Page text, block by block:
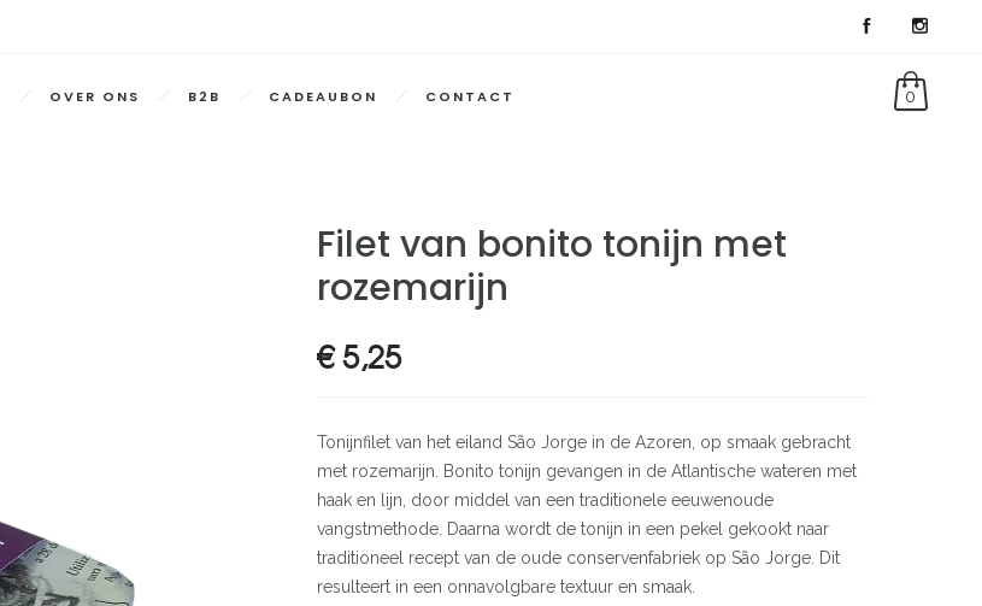
0
OVER ONS B2B CADEAUBON
CONTACT
Filet van bonito tonijn met
rozemarijn
€5,25
Tonijnfilet van het eiland São Jorge in de Azoren, op smaak gebracht
met rozemarijn. Bonito tonijn gevangen in de Atlantische wateren met
haak en lijn, door middel van een traditionele eeuwenoude
vangstmethode. Daarna wordt de tonijn in een pekel gekookt naar
traditioneel recept van de oude conservenfabriek op São Jorge. Dit
resulteert in een onnavolgbare textuur en smaak.